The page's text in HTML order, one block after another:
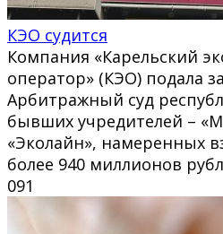
КЭО судится
Компания «Карельский
оператор» (КЭО) подала
Арбитражный суд
бывших учредителей –
«Эколайн», намеренных
более 940 миллионов
091